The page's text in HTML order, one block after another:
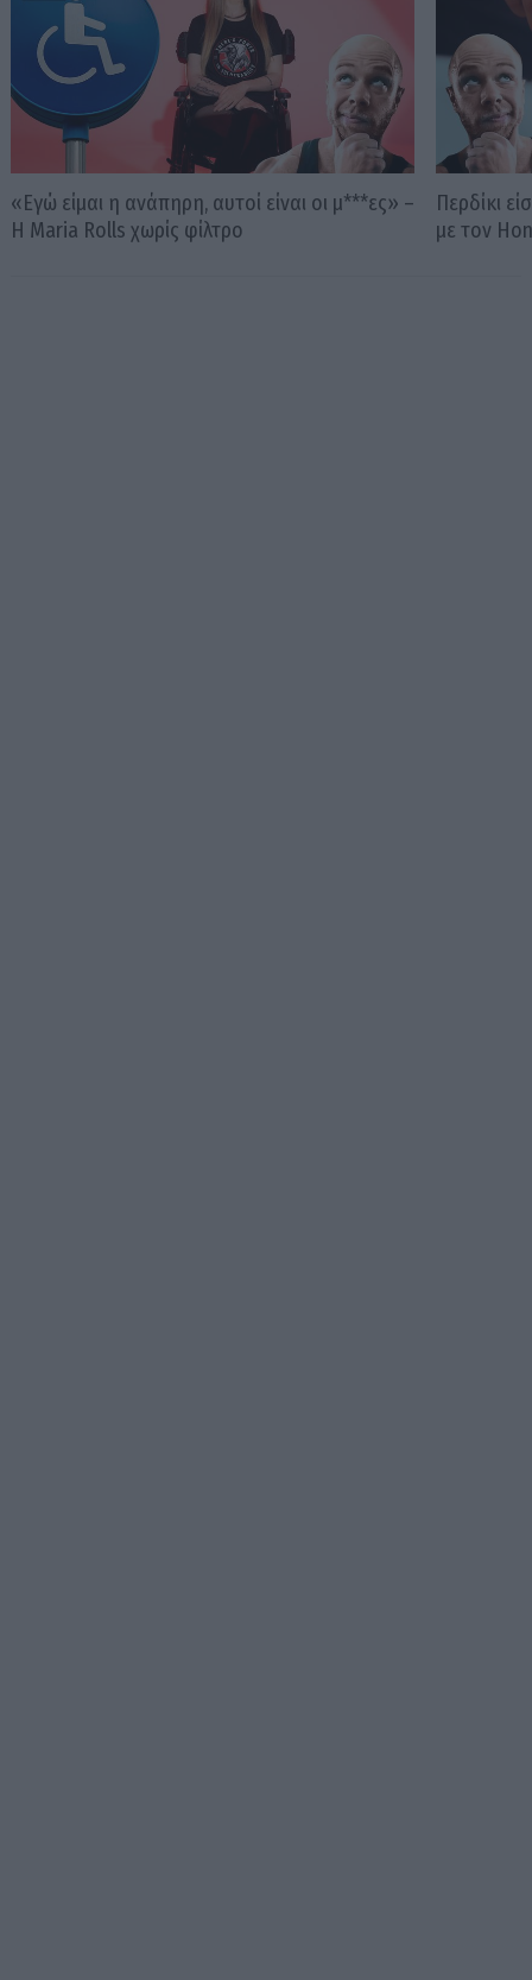
«Εγώ είμαι η ανάπηρη, αυτοί είναι οι μ***ες» –
Η Maria Rolls χωρίς φίλτρο
Περδίκι
με τον